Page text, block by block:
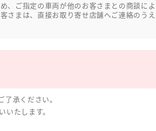
ご指定の車両が他のお客さまとの商談によ
さまは、直接お取り寄せ店舗へご連絡のう
承ください。
たします。